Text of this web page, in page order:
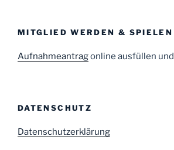
MITGLIED WERDEN & SPIELEN
Aufnahmeantragonline ausfüllen und
DATENSCHUTZ
Datenschutzerklärung